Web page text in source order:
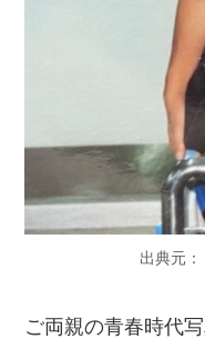
出典元：
ご両親の青春時代